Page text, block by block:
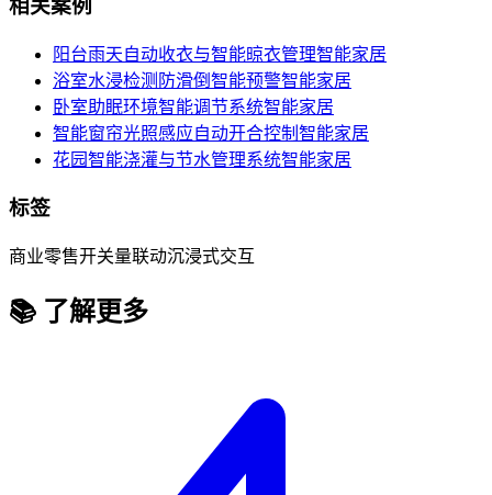
相关案例
阳台雨天自动收衣与智能晾衣管理智能家居
浴室水浸检测防滑倒智能预警智能家居
卧室助眠环境智能调节系统智能家居
智能窗帘光照感应自动开合控制 智能家居
花园智能浇灌与节水管理系统智能家居
标签
商业零售开关量联动沉浸式交互
📚 了解更多